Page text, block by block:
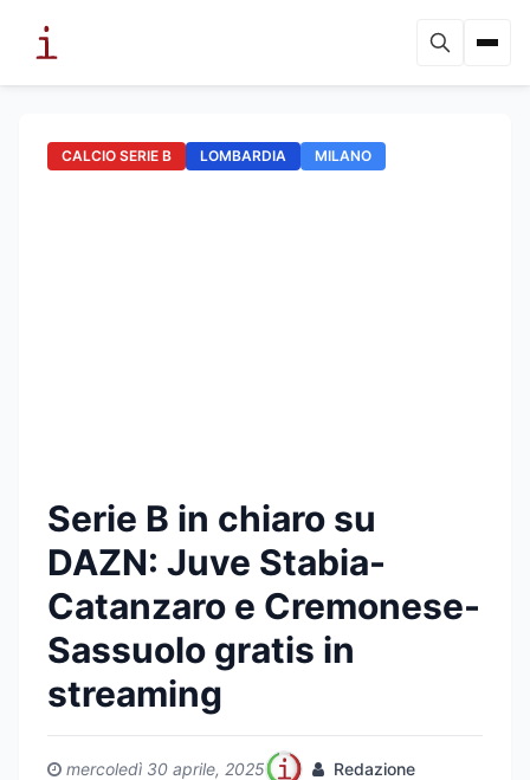
CALCIO SERIE B LOMBARDIA MILANO
Serie B in chiaro su
DAZN: Juve Stabia-
Catanzaro e Cremonese-
Sassuolo gratis in
streaming
mercoledì 30 aprile, 2025 Redazione